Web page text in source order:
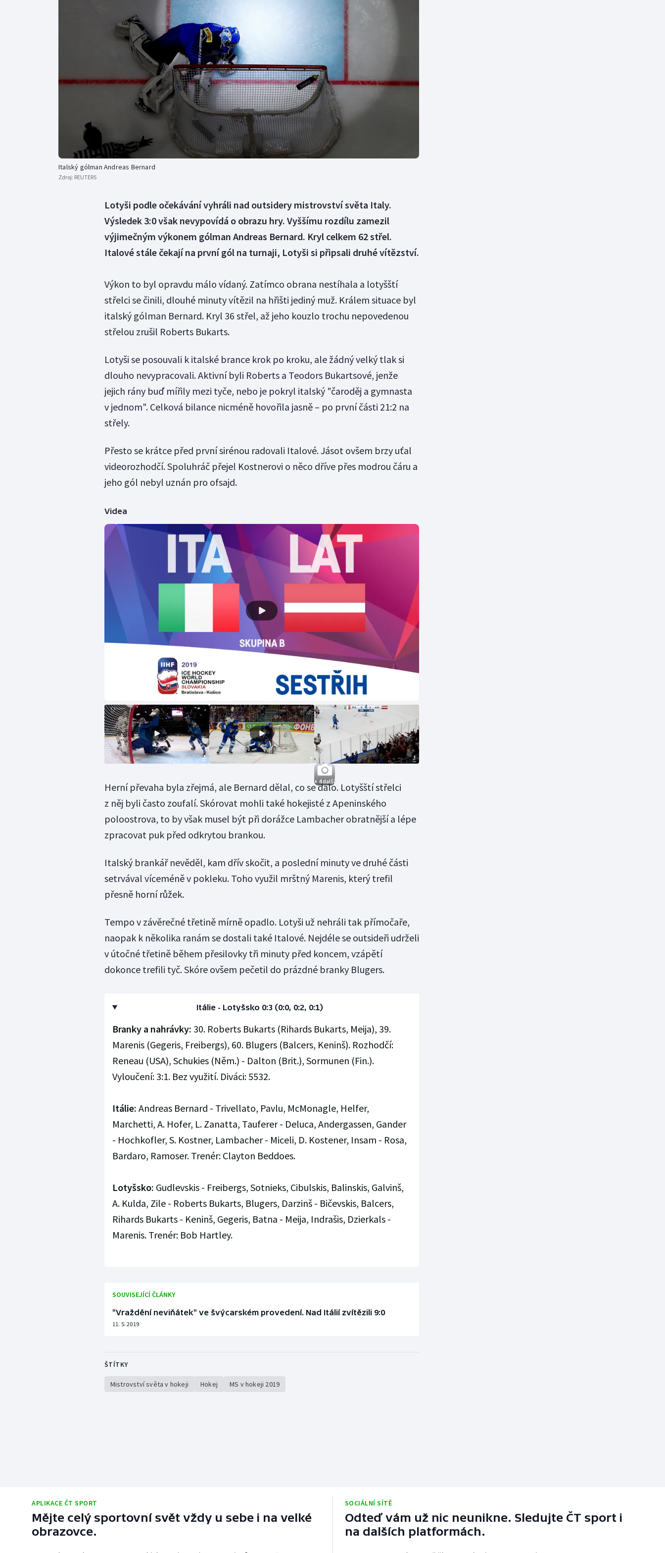
Curling
Dostihy
Florbal
Futsal
Golf
Gymnastika
Parasport
Plavání
Plážový volejbal
Triatlon
Italský gólman Andreas Bernard
Zdroj: REUTERS
Lotyši podle očekávání vyhráli nad outsidery mistrovství světa Italy.
Výsledek 3:0 však nevypovídá o obrazu hry. Vyššímu rozdílu zamezil
výjimečným výkonem gólman Andreas Bernard. Kryl celkem 62 střel.
Italové stále čekají na první gól na turnaji, Lotyši si připsali druhé vítězství.
Výkon to byl opravdu málo vídaný. Zatímco obrana nestíhala a lotyšští
střelci se činili, dlouhé minuty vítězil na hřišti jediný muž. Králem situace byl
italský gólman Bernard. Kryl 36 střel, až jeho kouzlo trochu nepovedenou
střelou zrušil Roberts Bukarts.
Lotyši se posouvali k italské brance krok po kroku, ale žádný velký tlak si
dlouho nevypracovali. Aktivní byli Roberts a Teodors Bukartsové, jenže
jejich rány buď mířily mezi tyče, nebo je pokryl italský "čaroděj a gymnasta
v jednom". Celková bilance nicméně hovořila jasně – po první části 21:2 na
střely.
Přesto se krátce před první sirénou radovali Italové. Jásot ovšem brzy uťal
videorozhodčí. Spoluhráč přejel Kostnerovi o něco dříve přes modrou čáru a
jeho gól nebyl uznán pro ofsajd.
Videa
+ 4 další
Herní převaha byla zřejmá, ale Bernard dělal, co se dalo. Lotyšští střelci
z něj byli často zoufalí. Skórovat mohli také hokejisté z Apeninského
poloostrova, to by však musel být při dorážce Lambacher obratnější a lépe
zpracovat puk před odkrytou brankou.
Italský brankář nevěděl, kam dřív skočit, a poslední minuty ve druhé části
setrvával víceméně v pokleku. Toho využil mrštný Marenis, který trefil
přesně horní růžek.
Tempo v závěrečné třetině mírně opadlo. Lotyši už nehráli tak přímočaře,
naopak k několika ranám se dostali také Italové. Nejdéle se outsideři udrželi
v útočné třetině během přesilovky tři minuty před koncem, vzápětí
dokonce trefili tyč. Skóre ovšem pečetil do prázdné branky Blugers.
Itálie - Lotyšsko 0:3 (0:0, 0:2, 0:1)
Branky a nahrávky: 30. Roberts Bukarts (Rihards Bukarts, Meija), 39.
Marenis (Gegeris, Freibergs), 60. Blugers (Balcers, Keninš). Rozhodčí:
Reneau (USA), Schukies (Něm.) - Dalton (Brit.), Sormunen (Fin.).
Vyloučení: 3:1. Bez využití. Diváci: 5532.
Itálie: Andreas Bernard - Trivellato, Pavlu, McMonagle, Helfer,
Marchetti, A. Hofer, L. Zanatta, Tauferer - Deluca, Andergassen, Gander
- Hochkofler, S. Kostner, Lambacher - Miceli, D. Kostener, Insam - Rosa,
Bardaro, Ramoser. Trenér: Clayton Beddoes.
Lotyšsko: Gudlevskis - Freibergs, Sotnieks, Cibulskis, Balinskis, Galvinš,
A. Kulda, Zile - Roberts Bukarts, Blugers, Darzinš - Bičevskis, Balcers,
Rihards Bukarts - Keninš, Gegeris, Batna - Meija, Indrašis, Dzierkals -
Marenis. Trenér: Bob Hartley.
SOUVISEJÍCÍ ČLÁNKY
"Vraždění neviňátek" ve švýcarském provedení. Nad Itálií zvítězili 9:0
11. 5. 2019
ŠTÍTKY
Mistrovství světa v hokeji Hokej MS v hokeji 2019
APLIKACE ČT SPORT
Mějte celý sportovní svět vždy u sebe i na velké
obrazovce.
SOCIÁLNÍ SÍTĚ
Odteď vám už nic neunikne. Sledujte ČT sport i
na dalších platformách.